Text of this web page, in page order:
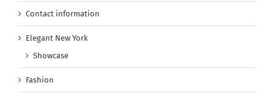
Contact information
Elegant New York
Showcase
Fashion